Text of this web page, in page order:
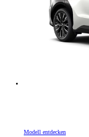
Modell entdecken